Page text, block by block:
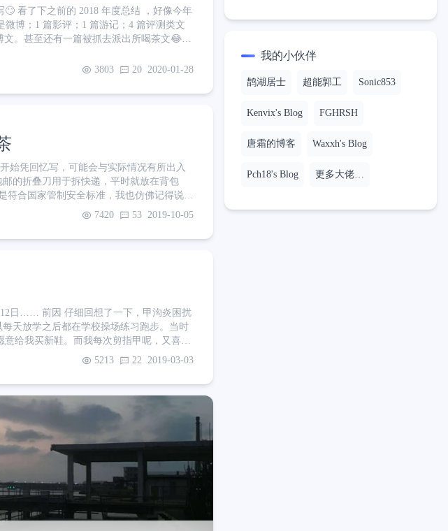
看了下之前的 2018 年度总结 ，好像今年
博；1 篇影评；1 篇游记；4 篇评测类文
。甚至还有一篇被抓去派出所喝茶文😂
那么，接下来请看我的 2019 年度总结
3803 20 2020-01-28
始凭回忆写，可能会与实际情况有所出入
的折叠刀用于拆快递，平时就放在背包
，那就没问题了 20日这天，我跟女票搭乘高
过后我才想起来我包里有这把折叠刀，暗
7420 53 2019-10-05
甲沟炎困扰
天放学之后都在学校操场练习跑步。当时
给我买新鞋。而我每次剪指甲呢，又喜欢
加在一起，我就顺理成章地得了嵌甲性甲沟
因，指甲不断的往两边长。最终刺破指甲缝
别人
5213 22 2019-03-03
我的小伙伴
鹊湖居士 超能郭工 Sonic853
Kenvix's Blog FGHRSH
唐霜的博客 Waxxh's Blog
Pch18's Blog 更多大佬…